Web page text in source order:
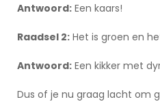
Antwoord: Een kaars!
Raadsel 2: Het is groen en
Antwoord: Een kikker met
Dus of je nu graag lacht om